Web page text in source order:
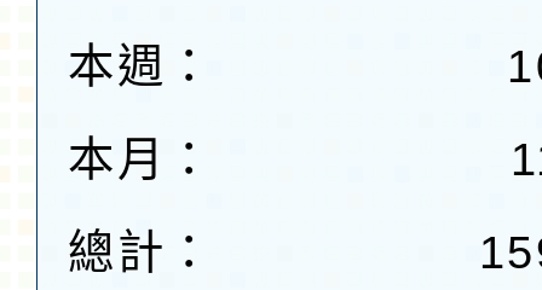
本週：
本月：
總計：